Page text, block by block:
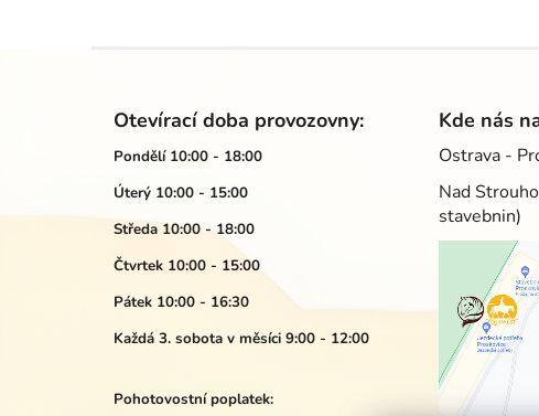
Otevírací doba provozovny:
Pondělí 10:00 - 18:00
Úterý 10:00 - 15:00
Středa 10:00 - 18:00
Čtvrtek 10:00 - 15:00
Pátek 10:00 - 16:30
Každá 3. sobota v měsíci 9:00 - 12:00
Pohotovostní poplatek:
Kde nás
Ostrava -
Nad
stavebnin)